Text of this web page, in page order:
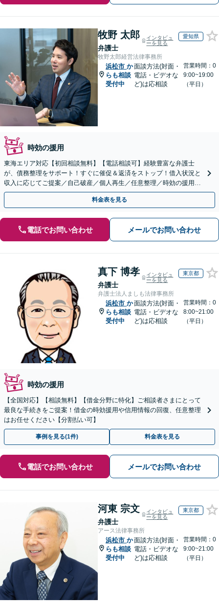
牧野 太郎
弁護士
インタビュ
ーを見る
愛知県
牧野太郎経営法律事務所
浜松市 か
らも相談
受付中
面談方法(対面・
電話・ビデオな
ど)は応相談
営業時間：0
9:00~19:00
（平日）
時効の援用
東海エリア対応【初回相談無料】【電話相談可】経験豊富な弁護士
が、債務整理をサポート！すぐに催促＆返済をストップ！借入状況と
収入に応じてご提案／自己破産／個人再生／任意整理／時効の援用に
関するご相談も可能【完全個室】【メール予約可】
料金表を見る
電話でお問い合わせ メールでお問い合わせ
真下 博孝
弁護士
インタビュ
ーを見る
東京都
弁護士法人ましも法律事務所
浜松市 か
らも相談
受付中
面談方法(対面・
電話・ビデオな
ど)は応相談
営業時間：0
8:00~21:00
（平日）
時効の援用
【全国対応】【相談無料】【借金分野に特化】ご相談者さまにとって
最良な手続きをご提案！借金の時効援用や信用情報の回復、任意整理
はお任せください【分割払い可】
事例を見る(1件) 料金表を見る
電話でお問い合わせ メールでお問い合わせ
河東 宗文
弁護士
インタビュ
ーを見る
東京都
アース法律事務所
浜松市 か
らも相談
受付中
面談方法(対面・
電話・ビデオな
ど)は応相談
営業時間：0
9:00~21:00
（平日）